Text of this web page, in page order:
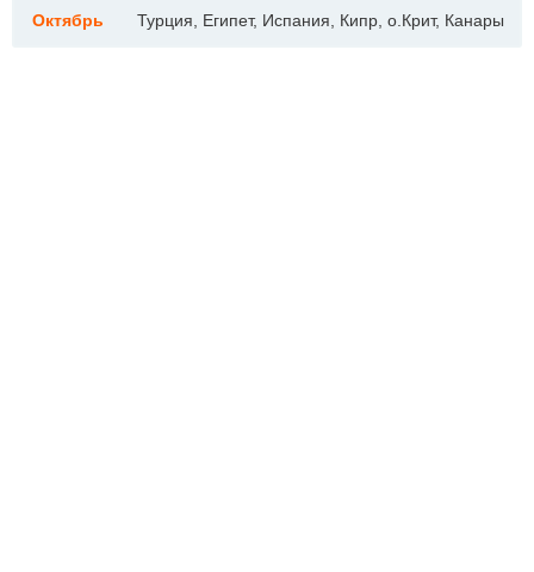
Октябрь Турция, Египет, Испания, Кипр, о.Крит, Канары